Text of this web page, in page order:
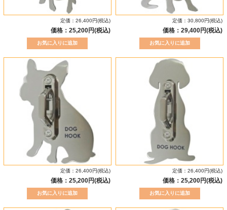
定価：26,400円(税込)
価格：25,200円(税込)
定価：30,800円(税込)
価格：29,400円(税込)
定価：26,400円(税込)
価格：25,200円(税込)
定価：26,400円(税込)
価格：25,200円(税込)